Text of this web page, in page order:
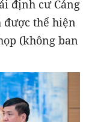
định cư Cảng
được thể hiện
(không ban